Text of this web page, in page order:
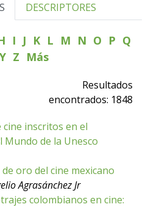
DESCRIPTORES
I J K L M N O P Q
Y Z Más
Resultados
encontrados: 1848
inscritos en el
de la Unesco
oro del cine mexicano
Agrasánchez Jr
colombianos en cine: